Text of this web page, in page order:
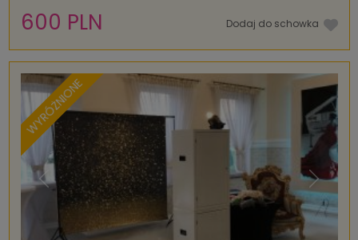
600 PLN Dodaj do schowka
WYRÓŻNIONE
Poprzednia